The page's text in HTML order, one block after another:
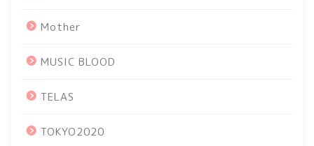
Mother
MUSIC BLOOD
TELAS
TOKYO2020